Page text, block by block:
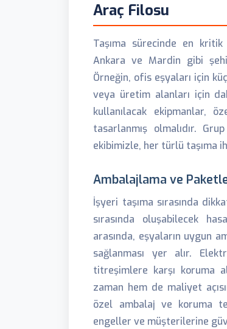
Araç Filosu
Taşıma sürecinde en kritik
Ankara ve Mardin gibi
Örneğin, ofis eşyaları için
veya üretim alanları için
kullanılacak ekipmanlar,
tasarlanmış olmalıdır.
ekibimizle, her türlü taşıma
Ambalajlama ve
İşyeri taşıma sırasında
sırasında oluşabilecek
arasında, eşyaların uygun
sağlanması yer alır.
titreşimlere karşı koruma
zaman hem de maliyet
özel ambalaj ve koruma
engeller ve müşterilerine